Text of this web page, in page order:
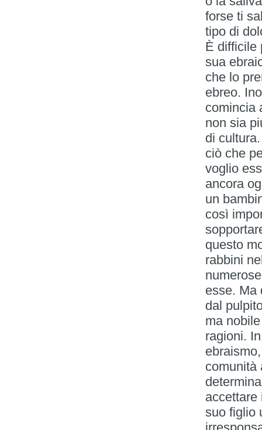
forse ti
tipo di
È difficile
sua
che lo
ebreo.
comincia
non sia
di
ciò che
voglio
ancora
un
così
questo
rabbini
esse. Ma
dal
ma
ragioni.
comunità
accettare
suo figlio